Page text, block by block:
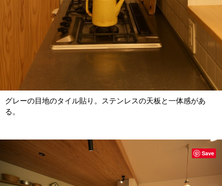
グレーの目地のタイル貼り。ステンレスの天板と一体感があ
る。
Save